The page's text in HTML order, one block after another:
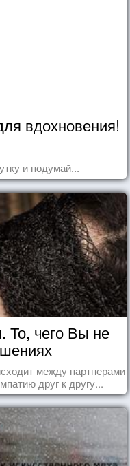
вдохновения!
и подумай...
То, чего Вы не
между партнерами
друг к другу...